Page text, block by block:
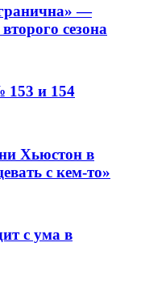
—
сезона
153 и 154
Хьюстон в
с кем-то»
с ума в